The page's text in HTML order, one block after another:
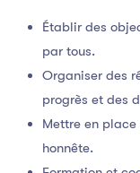
Établir des
par tous.
Organiser des
progrès et des
Mettre en
honnête.